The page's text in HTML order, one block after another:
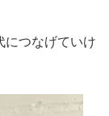
につなげていけ